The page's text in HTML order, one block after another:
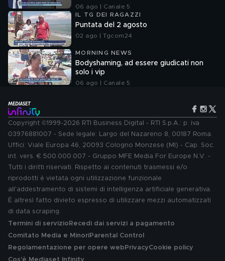
06 ago | Canale 5
IL TG DEI RAGAZZI
Puntata del 2 agosto
02 ago | Tgcom24
MORNING NEWS
Bodyshaming, ad essere giudicati non
solo i vip
06 ago | Canale 5
Copyright ©1999-2026 RTI Business Digital - RTI S.p.A.: p. iva
03976881007 - Sede legale: Largo del Nazareno 8, 00187 Roma.
Uffici: Viale Europa 46, 20093 Cologno Monzese (MI) - Cap. Soc.
int. vers. € 500.000.007 - Gruppo MFE Media For Europe N.V. -
Tutti i diritti riservati. Rispetto ai contenuti trasmessi e/o
riprodotti è vietata ogni utilizzazione funzionale
all'addestramento di sistemi di intelligenza artificiale generativa.
È altresì fatto divieto espresso di utilizzare mezzi automatizzati
di data scraping.
Termini di servizio Recedi dai servizi a pagamento
Comitato Media e MinoriParental Control
Regolamentazione per opere web PrivacyCookie policy